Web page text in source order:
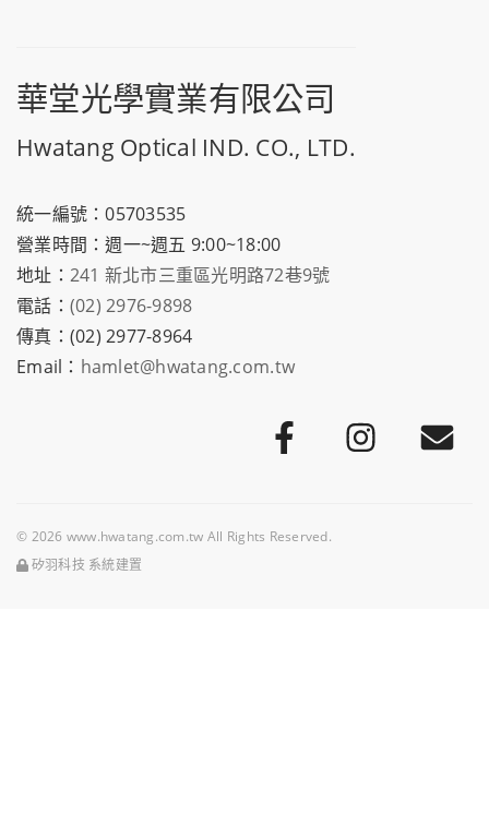
華堂光學實業有限公司
Hwatang Optical IND. CO., LTD.
統一編號：05703535
營業時間：週一~週五 9:00~18:00
地址： 241 新北市三重區光明路72巷9號
電話： (02) 2976-9898
傳真：(02) 2977-8964
Email： hamlet@hwatang.com.tw
© 2026 www.hwatang.com.tw All Rights Reserved.
矽羽科技 系統建置